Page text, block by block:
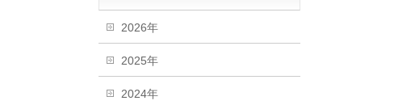
2026年
2025年
2024年